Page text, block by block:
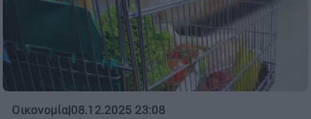
Οικονομία|08.12.2025 23:08